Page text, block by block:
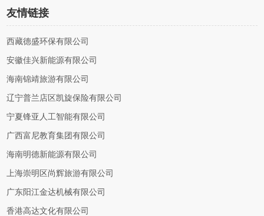
友情链接
西藏德盛环保有限公司
安徽佳兴新能源有限公司
海南锦靖旅游有限公司
辽宁普兰店区凯旋保险有限公司
宁夏锋亚人工智能有限公司
广西富尼教育集团有限公司
海南明德新能源有限公司
上海崇明区尚辉旅游有限公司
广东阳江金达机械有限公司
香港高达文化有限公司